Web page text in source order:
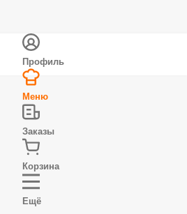
Профиль
Меню
Заказы
Корзина
Ещё